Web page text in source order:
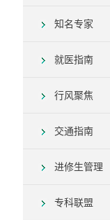
知名专家
就医指南
行风聚焦
交通指南
进修生管理
专科联盟